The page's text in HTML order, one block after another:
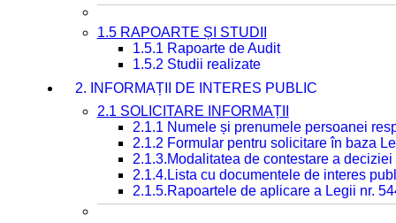
1.5 RAPOARTE ȘI STUDII
1.5.1 Rapoarte de Audit
1.5.2 Studii realizate
2. INFORMAȚII DE INTERES PUBLIC
2.1 SOLICITARE INFORMAȚII
2.1.1 Numele și prenumele persoanei
2.1.2 Formular pentru solicitare în baza
2.1.3.Modalitatea de contestare a
2.1.4.Lista cu documentele de interes
2.1.5.Rapoartele de aplicare a Legii nr.